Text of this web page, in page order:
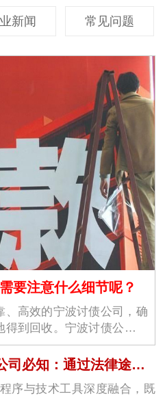
新闻 常见问题
要注意什么细节呢？
、高效的宁波讨债公司，确
到回收。宁波讨债公司的
前的经济问题，更是为了维
运作。随着商业交易的增加
闵行讨债公司必知：通过法律途径要账的关键步骤
序与技术工具深度融合，既